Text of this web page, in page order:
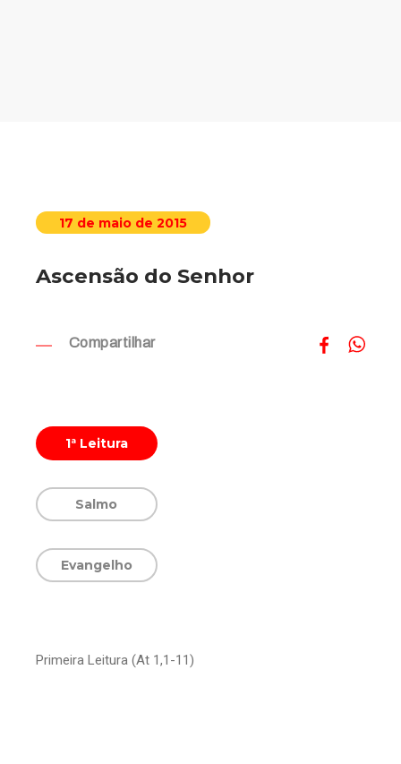
17 de maio de 2015
Ascensão do Senhor
Compartilhar
1ª Leitura
Salmo
Evangelho
Primeira Leitura (At 1,1-11)